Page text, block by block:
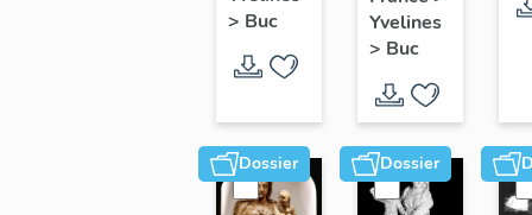
Adélaïde
> Buc
Jean
Casale
Yvelines
> Buc
Dossier Dossier